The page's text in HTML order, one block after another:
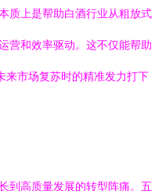
质上是帮助白酒行业从粗放式
营和效率驱动。这不仅能帮助
来市场复苏时的精准发力打下
到高质量发展的转型阵痛。五